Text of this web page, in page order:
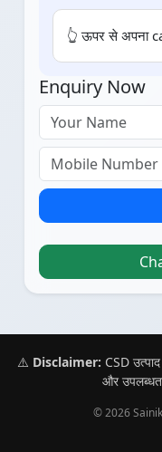
👆 ऊपर से अपना
Enquiry Now
⚠️ Disclaimer: CSD
और
© 2026